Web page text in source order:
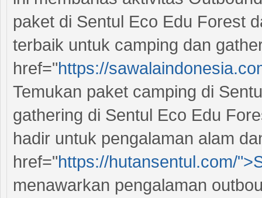
paket di Sentul Eco Edu Forest
terbaik untuk camping dan
href="https://
Temukan paket camping di
gathering di Sentul Eco Edu
hadir untuk pengalaman alam
href="https://hutansentul.com/
menawarkan pengalaman